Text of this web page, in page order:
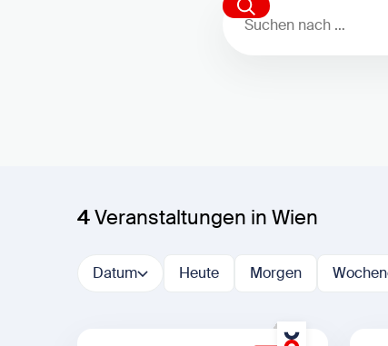
Suchen nach …
Suchen
4Veranstaltungen in Wien
Datum Heute Morgen